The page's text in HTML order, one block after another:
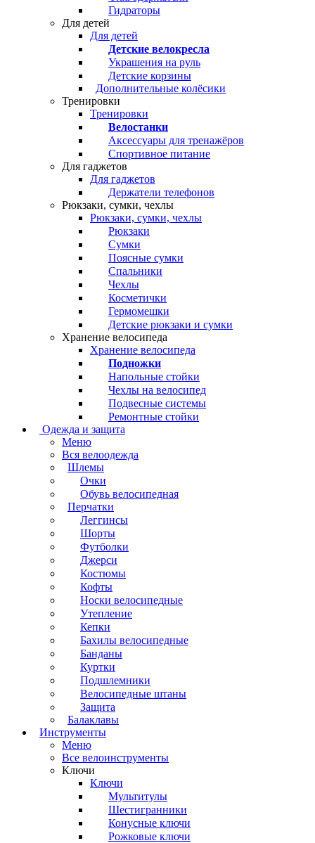
Гидраторы
Для детей
Для детей
Детские велокресла
Украшения на руль
Детские корзины
Дополнительные колёсики
Тренировки
Тренировки
Велостанки
Аксессуары для тренажёров
Спортивное питание
Для гаджетов
Для гаджетов
Держатели телефонов
Рюкзаки, сумки, чехлы
Рюкзаки, сумки, чехлы
Рюкзаки
Сумки
Поясные сумки
Спальники
Чехлы
Косметички
Гермомешки
Детские рюкзаки и сумки
Хранение велосипеда
Хранение велосипеда
Подножки
Напольные стойки
Чехлы на велосипед
Подвесные системы
Ремонтные стойки
Одежда и защита
Меню
Вся велоодежда
Шлемы
Очки
Обувь велосипедная
Перчатки
Леггинсы
Шорты
Футболки
Джерси
Костюмы
Кофты
Носки велосипедные
Утепление
Кепки
Бахилы велосипедные
Банданы
Куртки
Подшлемники
Велосипедные штаны
Защита
Балаклавы
Инструменты
Меню
Все велоинструменты
Ключи
Ключи
Мультитулы
Шестигранники
Конусные ключи
Рожковые ключи